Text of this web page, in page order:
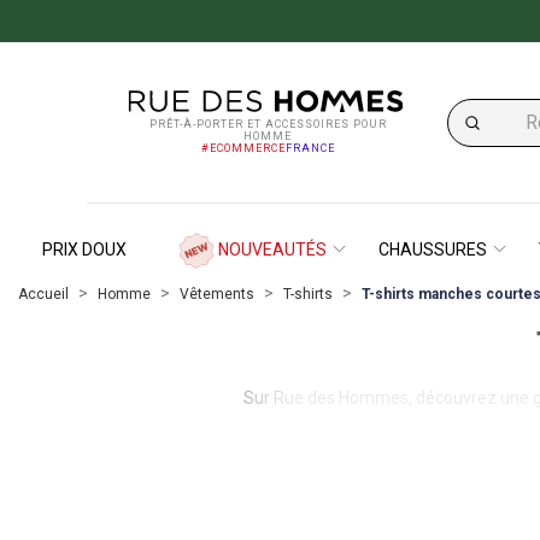
PRÊT-À-PORTER ET ACCESSOIRES POUR
HOMME
#ECOMMERCE FRANCE
PRIX DOUX NOUVEAUTÉS CHAUSSURES
Accueil Homme Vêtements T-shirts T-shirts manches courtes
Sur Rue des Hommes, découvrez une